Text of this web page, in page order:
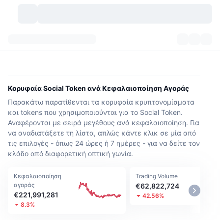
Κατηγορίες
Ιστορικά Στιγμιότυπα
Ξεκλειδώματα token
Αποδόσεις
Στοιχεία ενεργητικού πραγματικού κόσμου
Επισκόπηση αγοράς
Αγορά Spot
Αριθμός κρυπτονομισμάτων
Μπιτκόιν Θησαυροφυλάκια
BNB Θησαυροφυλάκια
Σήματα New
Δημοφιλείς τάσεις
Νέο
Κερδισμένοι
Εξερευνητής meme
Ανταλλακτήρια
Συγκεντρωτικά ανταλλακτήρια
Spot
Παράγωγα
Αποκεντρωμένα ανταλλακτήρια
Κοινότητα
Ροές
Θέματα
Ζωντανά
API
API
API Κρυπτονομισμάτων
Προϊόντα
Προϊόντα
Κορυφαία Social Token ανά Κεφαλαιοποίηση Αγοράς
Παρακάτω παρατίθενται τα κορυφαία κρυπτονομίσματα
και tokens που χρησιμοποιούνται για το Social Token.
Αναφέρονται με σειρά μεγέθους ανά κεφαλαιοποίηση. Για
να αναδιατάξετε τη λίστα, απλώς κάντε κλικ σε μία από
τις επιλογές - όπως 24 ώρες ή 7 ημέρες - για να δείτε τον
κλάδο από διαφορετική οπτική γωνία.
Κεφαλαιοποίηση
αγοράς
€221,991,281
8.3%
Trading Volume
€62,822,724
42.56%